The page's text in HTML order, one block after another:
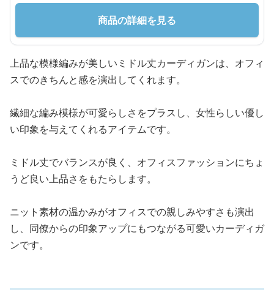
商品の詳細を見る
上品な模様編みが美しいミドル丈カーディガンは、オフィ
スでのきちんと感を演出してくれます。
繊細な編み模様が可愛らしさをプラスし、女性らしい優し
い印象を与えてくれるアイテムです。
ミドル丈でバランスが良く、オフィスファッションにちょ
うど良い上品さをもたらします。
ニット素材の温かみがオフィスでの親しみやすさも演出
し、同僚からの印象アップにもつながる可愛いカーディガ
ンです。